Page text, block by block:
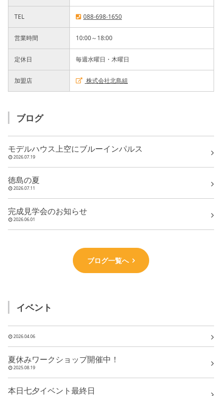
TEL 088-698-1650
営業時間 10:00～18:00
定休日 毎週水曜日・木曜日
加盟店 株式会社北島組
ブログ
モデルハウス上空にブルーインパルス
2026.07.19
徳島の夏
2026.07.11
完成見学会のお知らせ
2026.06.01
ブログ一覧へ
イベント
2026.04.06
夏休みワークショップ開催中！
2025.08.19
本日七夕イベント最終日